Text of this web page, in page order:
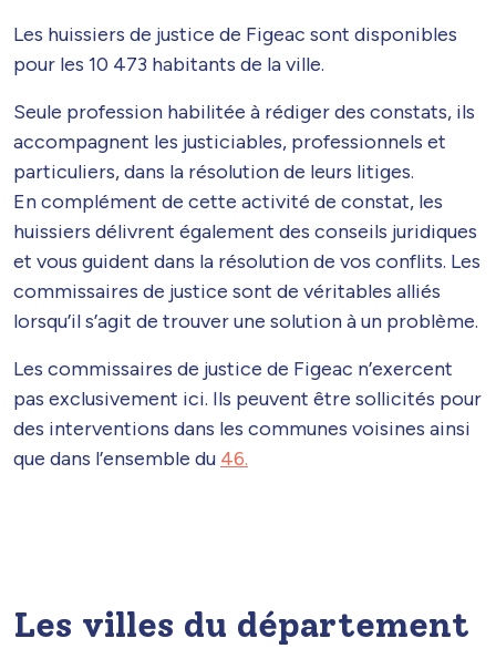
Les huissiers de justice de Figeac sont disponibles
pour les 10 473 habitants de la ville.
Seule profession habilitée à rédiger des constats, ils
accompagnent les justiciables, professionnels et
particuliers, dans la résolution de leurs litiges.
En complément de cette activité de constat, les
huissiers délivrent également des conseils juridiques
et vous guident dans la résolution de vos conflits. Les
commissaires de justice sont de véritables alliés
lorsqu’il s’agit de trouver une solution à un problème.
Les commissaires de justice de Figeac n’exercent
pas exclusivement ici. Ils peuvent être sollicités pour
des interventions dans les communes voisines ainsi
que dans l’ensemble du 46.
Les villes du département